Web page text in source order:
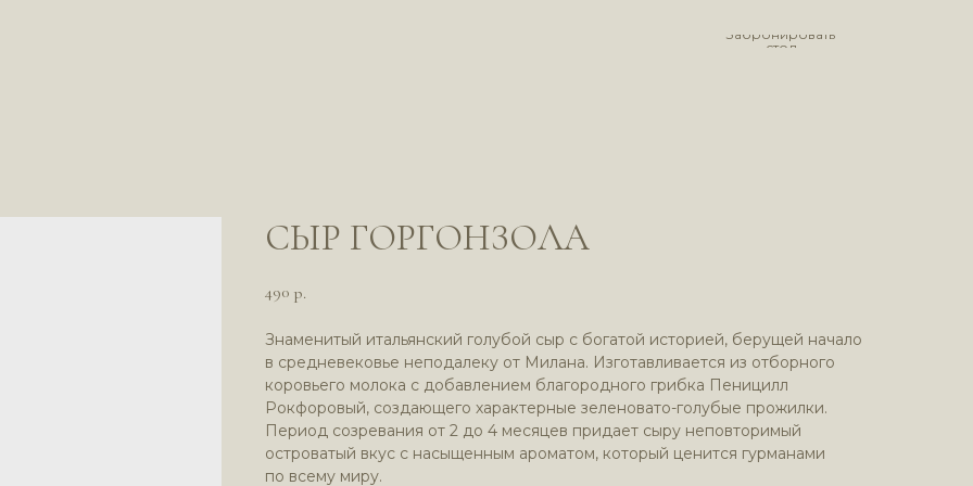
Забронировать
стол
СЫР ГОРГОНЗОЛА
490 р.
Знаменитый итальянский голубой сыр с богатой историей, берущей начало
в средневековье неподалеку от Милана. Изготавливается из отборного
коровьего молока с добавлением благородного грибка Пеницилл
Рокфоровый, создающего характерные зеленовато-голубые прожилки.
Период созревания от 2 до 4 месяцев придает сыру неповторимый
островатый вкус с насыщенным ароматом, который ценится гурманами
по всему миру.